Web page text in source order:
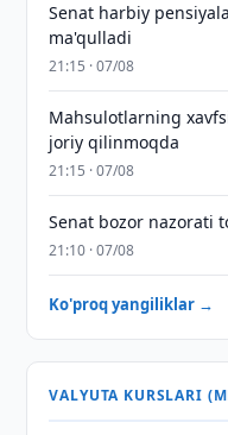
Senat harbiy
ma'qulladi
21:15 · 07/08
Mahsulotlarning
joriy qilinmoqda
21:15 · 07/08
Senat bozor nazorati
21:10 · 07/08
Ko'proq yangiliklar →
VALYUTA KURSLARI